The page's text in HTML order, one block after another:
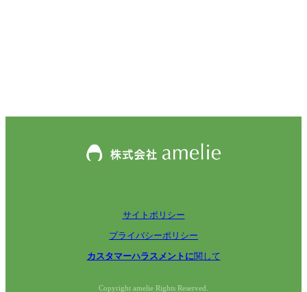
サイトポリシー
プライバシーポリシー
カスタマーハラスメントに関して
Copyright amelie Rights Reserved.